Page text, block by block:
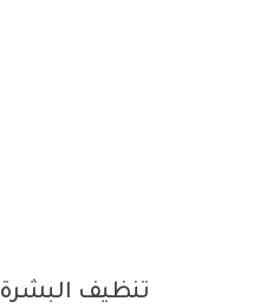
تنظيف البشرة